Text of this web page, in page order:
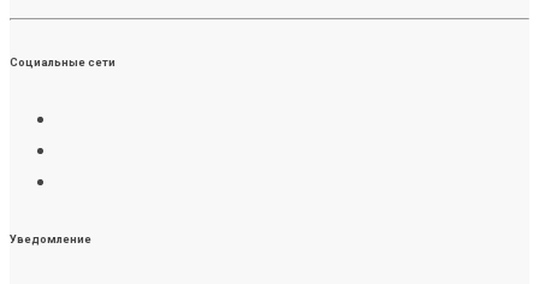
Социальные сети
Уведомление